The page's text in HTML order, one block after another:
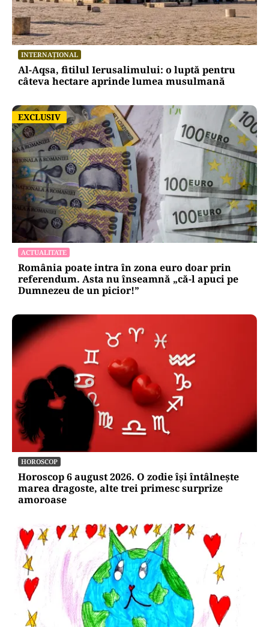
INTERNAȚIONAL
Al-Aqsa, fitilul Ierusalimului: o luptă pentru
câteva hectare aprinde lumea musulmană
EXCLUSIV
EXCLUSIV
ACTUALITATE
România poate intra în zona euro doar prin
referendum. Asta nu înseamnă „că-l apuci pe
Dumnezeu de un picior!”
HOROSCOP
Horoscop 6 august 2026. O zodie își întâlnește
marea dragoste, alte trei primesc surprize
amoroase